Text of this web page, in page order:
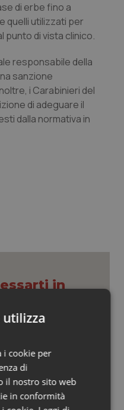
Ulcerosa
di erbe fino a
quelli utilizzati per
punto di vista clinico.
responsabile della
sanzione
i Carabinieri del
di adeguare il
dalla normativa in
in
solo al Nord. Anche
19 città da bollino
lenta ritirata
utilizza
i cookie per
di
il nostro sito web
in conformità